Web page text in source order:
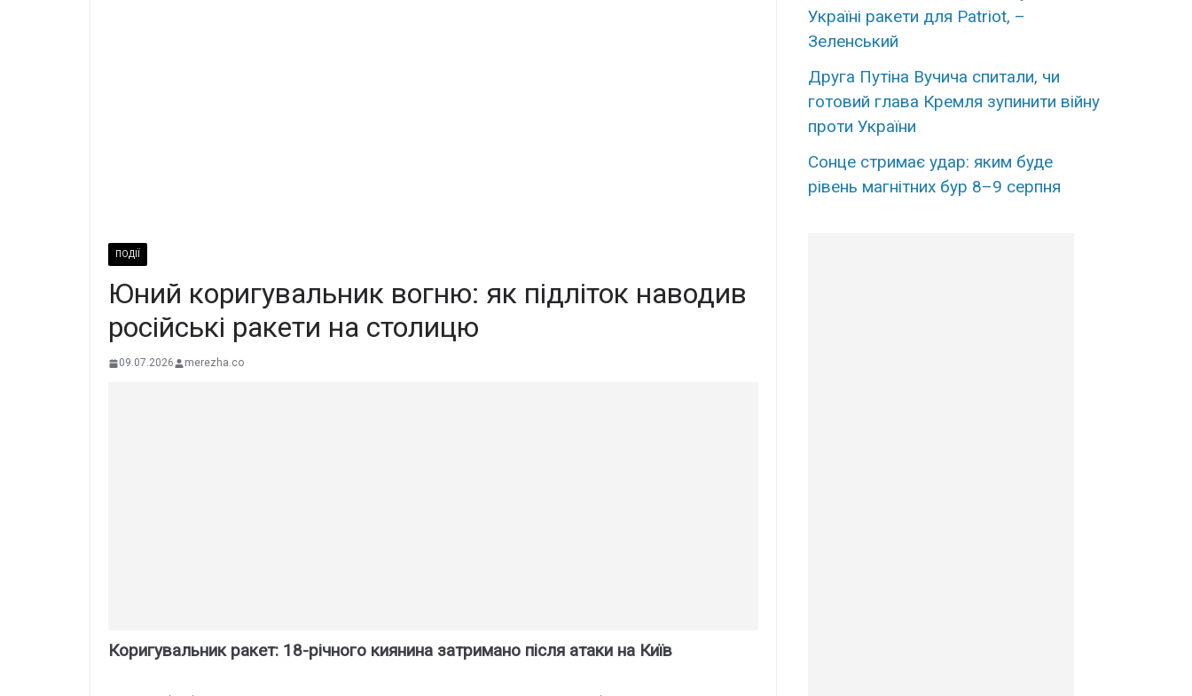
ПОДІЇ
Юний коригувальник вогню: як підліток наводив
російські ракети на столицю
09.07.2026 merezha.co
Коригувальник ракет: 18-річного киянина затримано після атаки на Київ
Україні ракети для Patriot, –
Зеленський
Друга Путіна Вучича спитали, чи
готовий глава Кремля зупинити війну
проти України
Сонце стримає удар: яким буде
рівень магнітних бур 8–9 серпня